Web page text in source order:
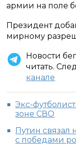
армии на поле
Президент
мирному
Новости
читать.
канале
Экс-
зоне СВО
Путин связал
с победами